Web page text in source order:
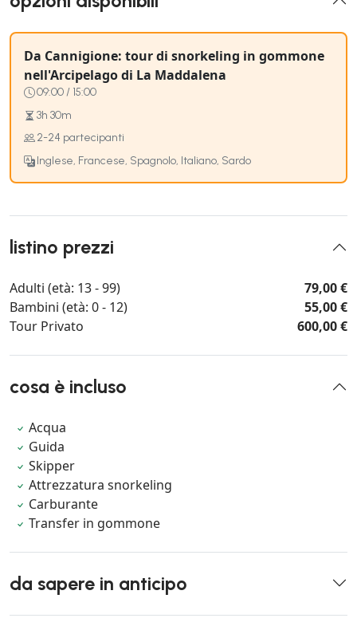
Da Cannigione: tour di snorkeling in gommone
nell'Arcipelago di La Maddalena
09:00 / 15:00
3h 30m
2-24 partecipanti
Inglese, Francese, Spagnolo, Italiano, Sardo
listino prezzi
Adulti (età: 13 - 99)
79,00 €
Bambini (età: 0 - 12)
55,00 €
Tour Privato
600,00 €
cosa è incluso
Acqua
Guida
Skipper
Attrezzatura snorkeling
Carburante
Transfer in gommone
da sapere in anticipo